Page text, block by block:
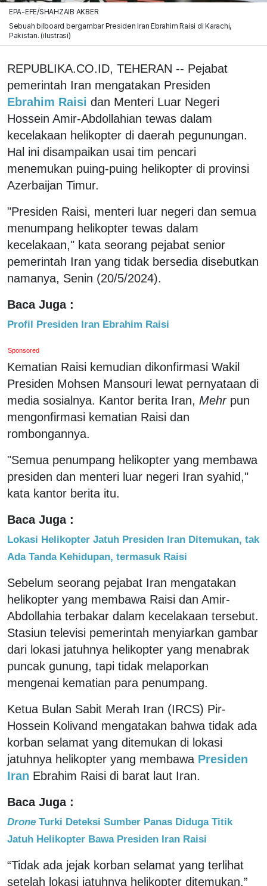
EPA-EFE/SHAHZAIB AKBER
Sebuah bilboard bergambar Presiden Iran Ebrahim Raisi di Karachi,
Pakistan. (ilustrasi)
REPUBLIKA.CO.ID, TEHERAN -- Pejabat
pemerintah Iran mengatakan Presiden
Ebrahim Raisi dan Menteri Luar Negeri
Hossein Amir-Abdollahian tewas dalam
kecelakaan helikopter di daerah pegunungan.
Hal ini disampaikan usai tim pencari
menemukan puing-puing helikopter di provinsi
Azerbaijan Timur.
"Presiden Raisi, menteri luar negeri dan semua
menumpang helikopter tewas dalam
kecelakaan," kata seorang pejabat senior
pemerintah Iran yang tidak bersedia disebutkan
namanya, Senin (20/5/2024).
Baca Juga :
Profil Presiden Iran Ebrahim Raisi
Sponsored
Kematian Raisi kemudian dikonfirmasi Wakil
Presiden Mohsen Mansouri lewat pernyataan di
media sosialnya. Kantor berita Iran, Mehrpun
mengonfirmasi kematian Raisi dan
rombongannya.
"Semua penumpang helikopter yang membawa
presiden dan menteri luar negeri Iran syahid,"
kata kantor berita itu.
Baca Juga :
Lokasi Helikopter Jatuh Presiden Iran Ditemukan, tak
Ada Tanda Kehidupan, termasuk Raisi
Sebelum seorang pejabat Iran mengatakan
helikopter yang membawa Raisi dan Amir-
Abdollahia terbakar dalam kecelakaan tersebut.
Stasiun televisi pemerintah menyiarkan gambar
dari lokasi jatuhnya helikopter yang menabrak
puncak gunung, tapi tidak melaporkan
mengenai kematian para penumpang.
Ketua Bulan Sabit Merah Iran (IRCS) Pir-
Hossein Kolivand mengatakan bahwa tidak ada
korban selamat yang ditemukan di lokasi
jatuhnya helikopter yang membawa Presiden
Iran Ebrahim Raisi di barat laut Iran.
Baca Juga :
Drone Turki Deteksi Sumber Panas Diduga Titik
Jatuh Helikopter Bawa Presiden Iran Raisi
“Tidak ada jejak korban selamat yang terlihat
setelah lokasi jatuhnya helikopter ditemukan,”